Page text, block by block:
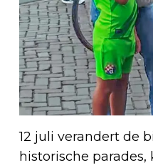
12 juli verandert de
historische